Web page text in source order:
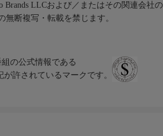
LLCおよび／またはその関連会社
断複写・転載を禁じます。
の公式情報である
許されているマークです。